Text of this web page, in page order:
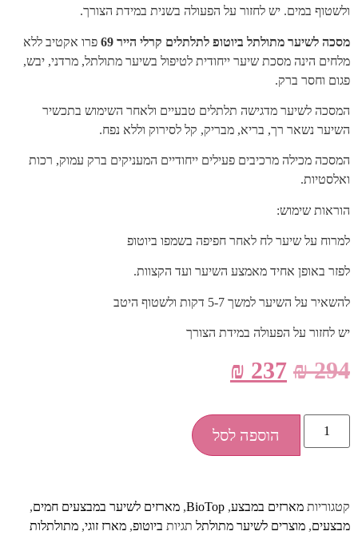
ולשטוף במים. יש לחזור על הפעולה בשנית במידת הצורך.
מסכה לשיער מתולתל ביוטופ לתלתלים קרלי הייר 69
פרו אקטיב ללא
מלחים הינה מסכת שיער ייחודית לטיפול בשיער מתולתל, מרדני, יבש,
פגום וחסר ברק.
המסכה לשיער מדגישה תלתלים טבעיים ולאחר השימוש בתכשיר
השיער נשאר רך, בריא, מבריק, קל לסירוק וללא נפח.
המסכה מכילה מרכיבים פעילים ייחודיים המעניקים ברק עמוק, רכות
ואלסטיות.
הוראות שימוש:
למרוח על שיער לח לאחר חפיפה בשמפו ביוטופ
לפזר באופן אחיד מאמצע השיער ועד הקצוות.
להשאיר על השיער למשך 5-7 דקות ולשטוף היטב
יש לחזור על הפעולה במידת הצורך
₪294
₪ 237
הוספה לסל
קטגוריות מארזים במבצע,
BioTop
, מארזים לשיער במבצעים חמים,
מבצעים, מוצרים לשיער מתולתל תגיות ביוטופ, מארז זוגי, מתולתלות